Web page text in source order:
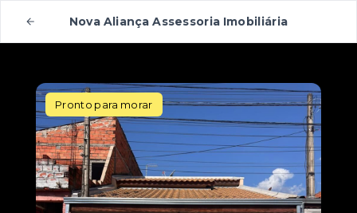
Nova Aliança Assessoria Imobiliária
Pronto para morar